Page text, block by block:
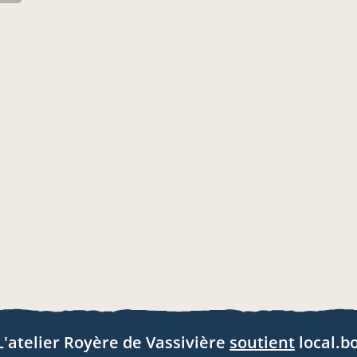
Royère de Vassivière soutient